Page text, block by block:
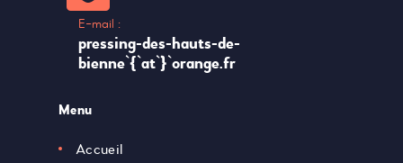
E-mail :
pressing-des-hauts-de-
bienne`{`at`}`orange.fr
Menu
Accueil